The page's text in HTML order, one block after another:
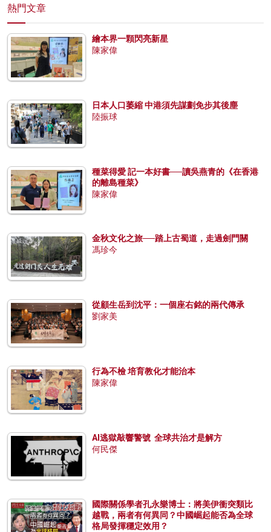
熱門文章
繪本界一顆閃亮新星
陳家偉
日本人口萎縮 中港須先謀劃免步其後塵
陸振球
種菜得愛 記一本好書──讀吳燕青的《在香港
的離島種菜》
陳家偉
金秋文化之旅──踏上古蜀道，走過劍門關
馮珍今
從顧生岳到沈平：一個座右銘的兩代傳承
劉家美
行為不檢 培育教化才能治本
陳家偉
AI逃獄敲響警號 全球共治才是解方
何民傑
國際關係學者孔永樂博士：將美伊衝突類比
越戰，兩者有何異同？中國崛起能否為全球
格局發揮穩定效用？